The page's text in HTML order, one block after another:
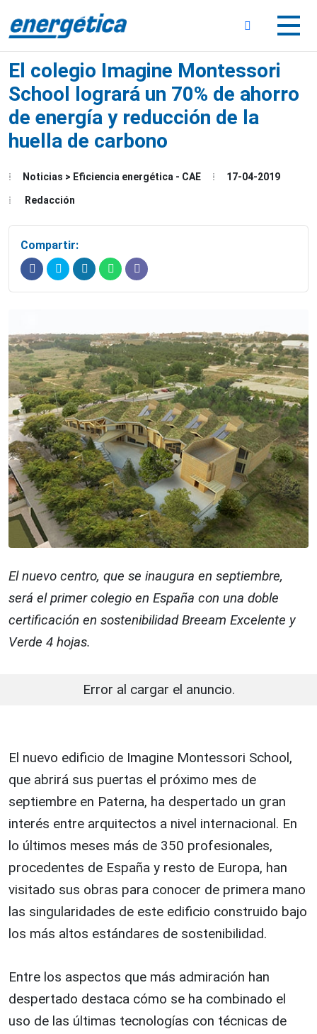
Menu
Menu
El colegio Imagine Montessori
School logrará un 70% de ahorro
de energía y reducción de la
huella de carbono
Noticias > Eficiencia energética - CAE 17-04-2019
Redacción
Compartir:
El nuevo centro, que se inaugura en septiembre,
será el primer colegio en España con una doble
certificación en sostenibilidad Breeam Excelente y
Verde 4 hojas.
Error al cargar el anuncio.
El nuevo edificio de Imagine Montessori School,
que abrirá sus puertas el próximo mes de
septiembre en Paterna, ha despertado un gran
interés entre arquitectos a nivel internacional. En
lo últimos meses más de 350 profesionales,
procedentes de España y resto de Europa, han
visitado sus obras para conocer de primera mano
las singularidades de este edificio construido bajo
los más altos estándares de sostenibilidad.
Entre los aspectos que más admiración han
despertado destaca cómo se ha combinado el
uso de las últimas tecnologías con técnicas de